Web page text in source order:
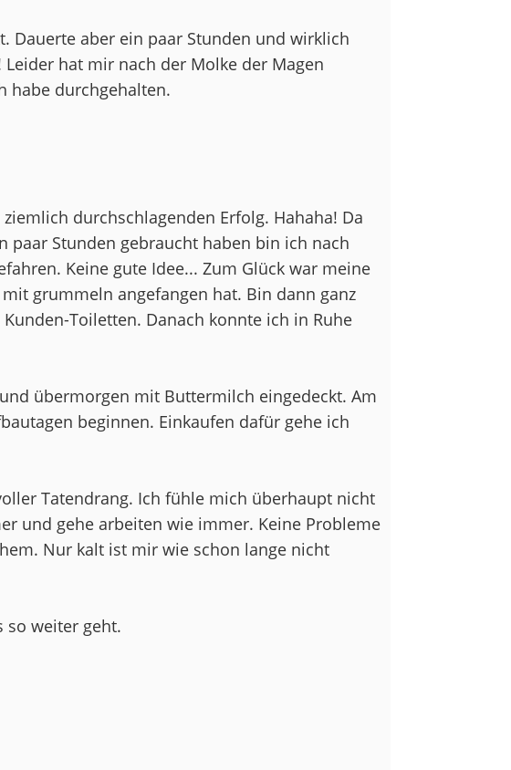
Dauerte aber ein paar Stunden und wirklich
hat mir nach der Molke der Magen
habe durchgehalten.
durchschlagenden Erfolg. Hahaha! Da
Stunden gebraucht haben bin ich nach
Keine gute Idee... Zum Glück war meine
grummeln angefangen hat. Bin dann ganz
Toiletten. Danach konnte ich in Ruhe
übermorgen mit Buttermilch eingedeckt. Am
beginnen. Einkaufen dafür gehe ich
Tatendrang. Ich fühle mich überhaupt nicht
und gehe arbeiten wie immer. Keine Probleme
Nur kalt ist mir wie schon lange nicht
so weiter geht.